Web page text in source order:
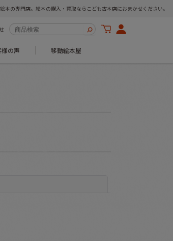
本の専門店。絵本の購入・買取ならこども古本店におまかせください。
様の声 移動絵本屋